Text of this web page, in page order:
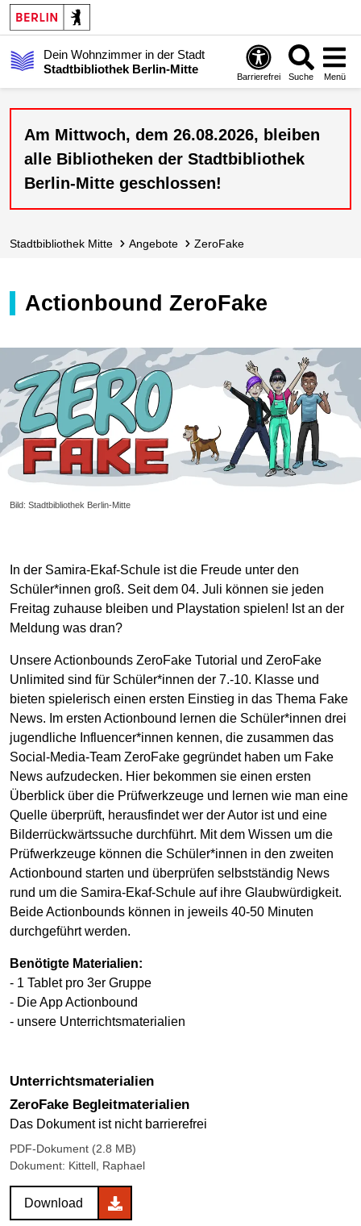
Dein Wohnzimmer in der Stadt
Stadtbibliothek Berlin-Mitte
Barrierefrei Suche Menü
Am Mittwoch, dem 26.08.2026, bleiben
alle Bibliotheken der Stadtbibliothek
Berlin-Mitte geschlossen!
Stadt­bibliothek Mitte Angebote ZeroFake
Actionbound ZeroFake
Bild: Stadtbibliothek Berlin-Mitte
In der Samira-Ekaf-Schule ist die Freude unter den
Schüler*innen groß. Seit dem 04. Juli können sie jeden
Freitag zuhause bleiben und Playstation spielen! Ist an der
Meldung was dran?
Unsere Actionbounds ZeroFake Tutorial und ZeroFake
Unlimited sind für Schüler*innen der 7.-10. Klasse und
bieten spielerisch einen ersten Einstieg in das Thema Fake
News. Im ersten Actionbound lernen die Schüler*innen drei
jugendliche Influencer*innen kennen, die zusammen das
Social-Media-Team ZeroFake gegründet haben um Fake
News aufzudecken. Hier bekommen sie einen ersten
Überblick über die Prüfwerkzeuge und lernen wie man eine
Quelle überprüft, herausfindet wer der Autor ist und eine
Bilderrückwärtssuche durchführt. Mit dem Wissen um die
Prüfwerkzeuge können die Schüler*innen in den zweiten
Actionbound starten und überprüfen selbstständig News
rund um die Samira-Ekaf-Schule auf ihre Glaubwürdigkeit.
Beide Actionbounds können in jeweils 40-50 Minuten
durchgeführt werden.
Benötigte Materialien:
- 1 Tablet pro 3er Gruppe
- Die App Actionbound
- unsere Unterrichtsmaterialien
Unterrichtsmaterialien
ZeroFake Begleitmaterialien
Das Dokument ist nicht barrierefrei
PDF-Dokument (2.8 MB)
Dokument: Kittell, Raphael
Download